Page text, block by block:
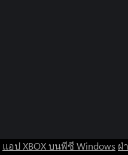
แอป XBOX บนพีซี Windows ฝ่